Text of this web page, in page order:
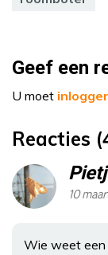
Geef een
U moet
Reacties
10
Wie weet een